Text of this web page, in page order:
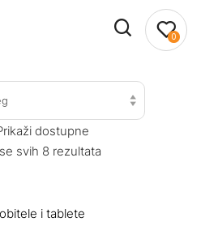
0
dostupne
svih 8 rezultata
i tablete